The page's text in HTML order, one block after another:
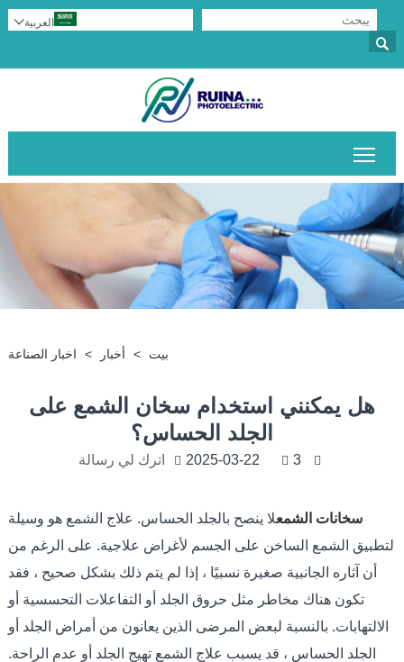

العربية
بيت > أخبار > اخبار الصناعة
هل يمكنني استخدام سخان الشمع على
الجلد الحساس؟
2025-03-22 3 اترك لي رسالة
سخانات الشمعلا ينصح بالجلد الحساس. علاج الشمع هو وسيلة
لتطبيق الشمع الساخن على الجسم لأغراض علاجية. على الرغم من
أن آثاره الجانبية صغيرة نسبيًا ، إذا لم يتم ذلك بشكل صحيح ، فقد
تكون هناك مخاطر مثل حروق الجلد أو التفاعلات التحسسية أو
الالتهابات. بالنسبة لبعض المرضى الذين يعانون من أمراض الجلد أو
الجلد الحساس ، قد يسبب علاج الشمع تهيج الجلد أو عدم الراحة.